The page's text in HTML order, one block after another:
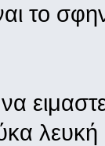
το
να
λευκή